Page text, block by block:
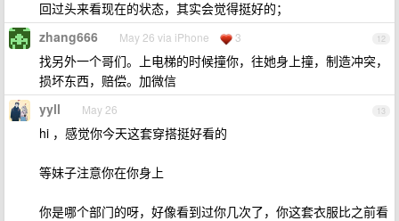
回过头来看现在的状态，其实会觉得挺好的；
12
zhang666 May 26 via iPhone 3
找另外一个哥们。上电梯的时候撞你，往她身上撞，制造冲突，
损坏东西，赔偿。加微信
13
yyll May 26
hi ，感觉你今天这套穿搭挺好看的
等妹子注意你在你身上
你是哪个部门的呀，好像看到过你几次了，你这套衣服比之前看